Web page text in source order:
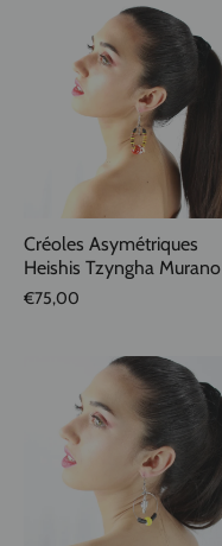
Créoles Asymétriques
Heishis Tzyngha Murano
€75,00